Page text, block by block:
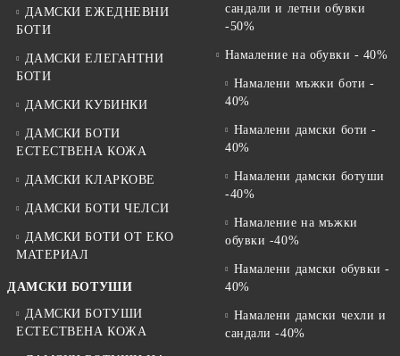
ДАМСКИ ЕЖЕДНЕВНИ
БОТИ
ДАМСКИ ЕЛЕГАНТНИ
БОТИ
ДАМСКИ КУБИНКИ
ДАМСКИ БОТИ
ЕСТЕСТВЕНА КОЖА
ДАМСКИ КЛАРКОВЕ
ДАМСКИ БОТИ ЧЕЛСИ
ДАМСКИ БОТИ ОТ EKO
МАТЕРИАЛ
ДАМСКИ БОТУШИ
ДАМСКИ БОТУШИ
ЕСТЕСТВЕНА КОЖА
сандали и летни обувки
-50%
Намаление на обувки - 40%
Намалени мъжки боти -
40%
Намалени дамски боти -
40%
Намалени дамски ботуши
-40%
Намаление на мъжки
обувки -40%
Намалени дамски обувки -
40%
Намалени дамски чехли и
сандали -40%